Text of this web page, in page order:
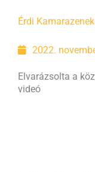
Érdi
2022.
Elvarázsolta a
videó